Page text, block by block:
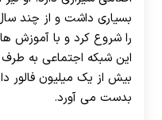
بسیاری داشت و از چند
را شروع کرد و با آموزش
این شبکه اجتماعی به
بیش از یک میلیون فالور
بدست می آورد.